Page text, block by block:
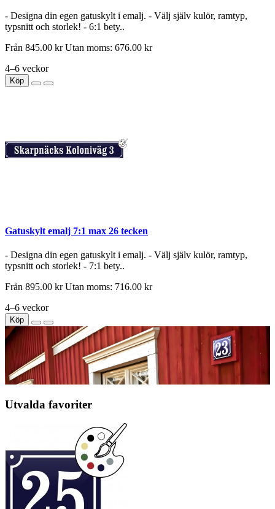
- Designa din egen gatuskylt i emalj. - Välj själv kulör, ramtyp,
typsnitt och storlek! - 6:1 bety..
Från 845.00 krUtan moms: 676.00 kr
4–6 veckor
Köp
Gatuskylt emalj 7:1 max 26 tecken
- Designa din egen gatuskylt i emalj. - Välj själv kulör, ramtyp,
typsnitt och storlek! - 7:1 bety..
Från 895.00 krUtan moms: 716.00 kr
4–6 veckor
Köp
Utvalda favoriter